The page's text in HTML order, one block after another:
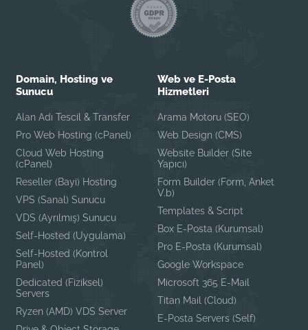
Domain, Hosting ve
Sunucu
Alan Adı Tescil & Transfer
Pro Web Hosting (cPanel)
Cloud Web Hosting
(cPanel)
Reseller (Bayi) Hosting
VPS (Sanal) Sunucu
VDS (Ayrılmış) Sunucu
Self-Hosted (Uygulama)
Self-Hosted (Kontrol
Panel)
Dedicated (Fiziksel)
Servers
Ryzen (AMD) VDS Server
Web ve E-Posta
Hizmetleri
Arama Motoru (SEO)
Web Design (CMS)
Website Builder (Site
Yapıcı)
Form Builder (Form, Anket
V.b)
Templates & Script
Box E-Posta (Kurumsal)
Pro E-Posta (Kurumsal)
Google Workspace
Microsoft 365 E-Mail
Titan Mail (Cloud)
E-Posta Servers (Self)